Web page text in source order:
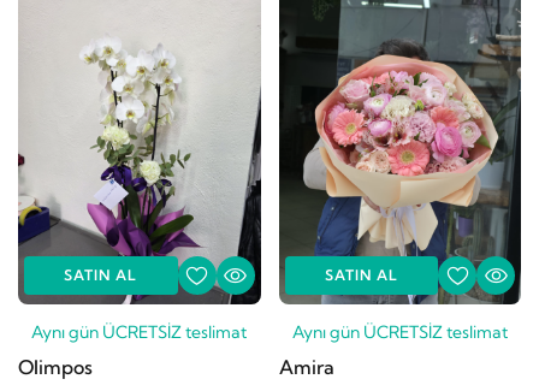
SATIN AL
Aynı gün ÜCRETSİZ teslimat
Olimpos
SATIN AL
Aynı gün ÜCRETSİZ teslimat
Amira